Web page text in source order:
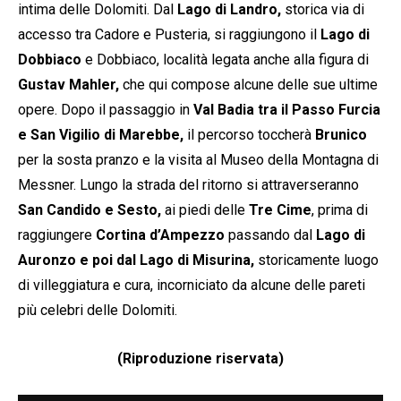
intima delle Dolomiti. Dal Lago di Landro, storica via di
accesso tra Cadore e Pusteria, si raggiungono il Lago di
Dobbiaco e Dobbiaco, località legata anche alla figura di
Gustav Mahler, che qui compose alcune delle sue ultime
opere. Dopo il passaggio in Val Badia tra il Passo Furcia
e San Vigilio di Marebbe, il percorso toccherà Brunico
per la sosta pranzo e la visita al Museo della Montagna di
Messner. Lungo la strada del ritorno si attraverseranno
San Candido e Sesto, ai piedi delle Tre Cime, prima di
raggiungere Cortina d’Ampezzo passando dal Lago di
Auronzo e poi dal Lago di Misurina, storicamente luogo
di villeggiatura e cura, incorniciato da alcune delle pareti
più celebri delle Dolomiti.
(Riproduzione riservata)